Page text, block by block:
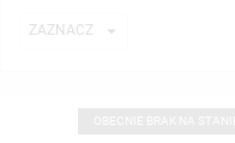
ZAZNACZ 